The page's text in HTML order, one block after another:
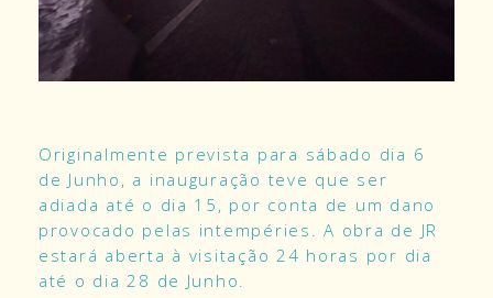
Originalmente prevista para sábado dia 6
de Junho, a inauguração teve que ser
adiada até o dia 15, por conta de um dano
provocado pelas intempéries. A obra de JR
estará aberta à visitação 24 horas por dia
até o dia 28 de Junho.